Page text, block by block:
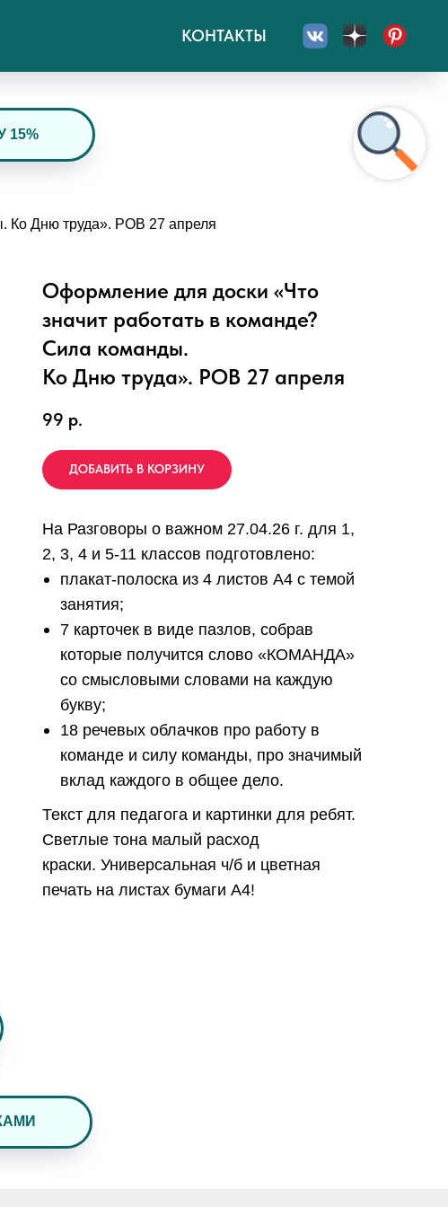
КОНТАКТЫ
Ко Дню труда». РОВ 27 апреля
Оформление для доски «Что
значит работать в команде?
Сила команды.
Ко Дню труда». РОВ 27 апреля
99 р.
ДОБАВИТЬ В КОРЗИНУ
На Разговоры о важном 27.04.26 г. для 1,
2, 3, 4 и 5-11 классов подготовлено:
плакат-полоска из 4 листов А4 с темой
занятия;
7 карточек в виде пазлов, собрав
которые получится слово «КОМАНДА»
со смысловыми словами на каждую
букву;
18 речевых облачков про работу в
команде и силу команды, про значимый
вклад каждого в общее дело.
Текст для педагога и картинки для ребят.
Светлые тона малый расход
краски. Универсальная ч/б и цветная
печать на листах бумаги А4!